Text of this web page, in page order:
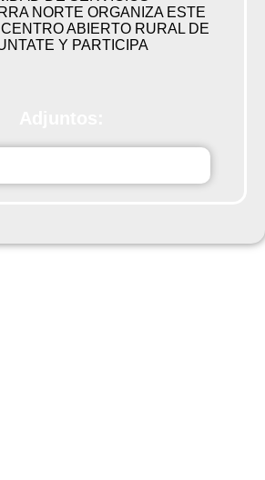
NORTE ORGANIZA ESTE
ABIERTO RURAL DE
Y PARTICIPA